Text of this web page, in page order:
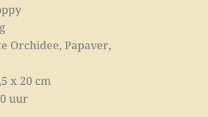
Orchidee, Papaver,
x 20 cm
uur